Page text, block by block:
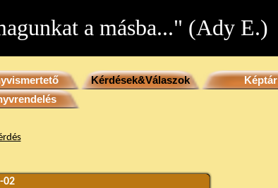
a másba..." (Ady E.)
Kérdések&Válaszok
Képtár
02